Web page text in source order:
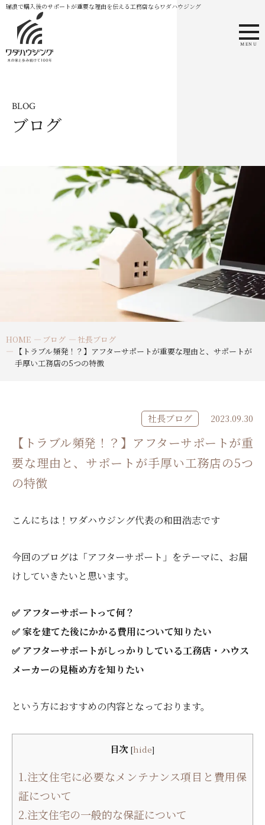
瑞浪で購入後のサポートが重要な理由を伝える工務店ならワダハウジング
MENU
BLOG
ブログ
HOME ブログ
社長ブログ
【トラブル頻発！？】アフターサポートが重要な理由と、サポートが
手厚い工務店の5つの特徴
社長ブログ 2023.09.30
【トラブル頻発！？】アフターサポートが重
要な理由と、サポートが手厚い工務店の5つ
の特徴
こんにちは！ワダハウジング代表の和田浩志です
今回のブログは「アフターサポート」をテーマに、お届
けしていきたいと思います。
✅ アフターサポートって何？
✅ 家を建てた後にかかる費用について知りたい
✅ アフターサポートがしっかりしている工務店・ハウス
メーカーの見極め方を知りたい
という方におすすめの内容となっております。
目次 [hide]
1.注文住宅に必要なメンテナンス項目と費用保
証について
2.注文住宅の一般的な保証について